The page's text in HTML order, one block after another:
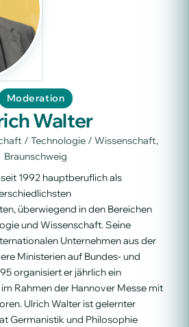
Moderation
Walter
/ Technologie / Wissenschaft,
Braunschweig
1992 hauptberuflich als
überwiegend in den Bereichen
und Wissenschaft. Seine
Unternehmen aus der
Ministerien auf Bundes- und
organisiert er jährlich ein
Rahmen der Hannover Messe mit
Ulrich Walter ist gelernter
Germanistik und Philosophie